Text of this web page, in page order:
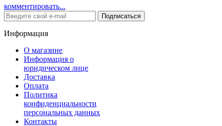
комментировать...
Подписаться
Информация
О магазине
Информация о
юридическом лице
Доставка
Оплата
Политика
конфиденциальности
персональных данных
Контакты